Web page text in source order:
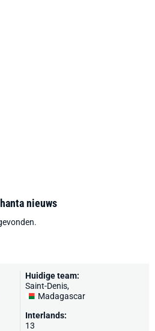
nieuws
Huidige team:
Saint-Denis,
Madagascar
Interlands:
13